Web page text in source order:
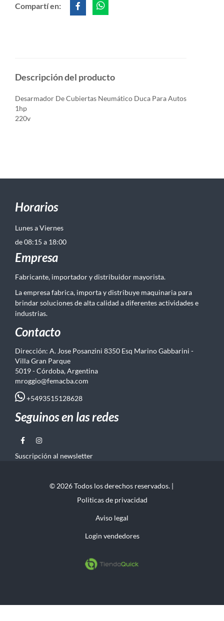
Compartí en:
Descripción del producto
Desarmador De Cubiertas Neumático Duca Para Autos
1hp
220v
Horarios
Lunes a Viernes
de 08:15 a 18:00
Empresa
Fabricante, importador y distribuidor mayorista.
La empresa fabrica, importa y distribuye maquinaria para
brindar soluciones de alta calidad a diferentes actividades e
industrias.
Contacto
Dirección: A. Jose Posanzini 8350 Esq Marino Gabbarini -
Villa Gran Parque
5019 - Córdoba, Argentina
mroggio@femacba.com
+5493515128628
Seguinos en las redes
Suscripción al newsletter
© 2026 Todos los derechos reservados. |
Politicas de privacidad
Aviso legal
Login vendedores